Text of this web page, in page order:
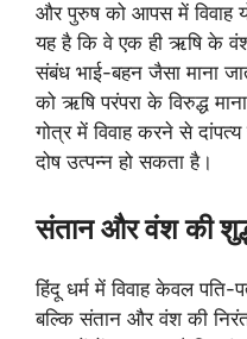
और पुरुष को आपस में विवाह
यह है कि वे एक ही ऋषि के
संबंध भाई-बहन जैसा माना
को ऋषि परंपरा के विरुद्ध
गोत्र में विवाह करने से
दोष उत्पन्न हो सकता है।
संतान और वंश की
हिंदू धर्म में विवाह केवल
बल्कि संतान और वंश की